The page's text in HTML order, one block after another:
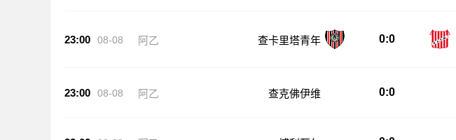
23:00 08-08 阿乙 查卡里塔青年 0:0
23:00 08-08 阿乙 查克佛伊维 0:0